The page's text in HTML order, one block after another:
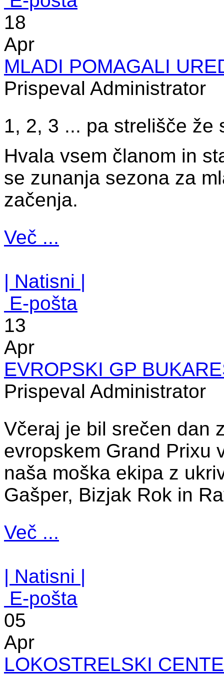
18
Apr
MLADI POMAGALI
Prispeval Administrator
1, 2, 3 ... pa strelišče že
Hvala vsem članom in
se zunanja sezona za
začenja.
Več ...
| Natisni |
E-pošta
13
Apr
EVROPSKI GP
Prispeval Administrator
Včeraj je bil srečen dan
evropskem Grand Prixu
naša moška ekipa z
Gašper, Bizjak Rok in
Več ...
| Natisni |
E-pošta
05
Apr
LOKOSTRELSKI